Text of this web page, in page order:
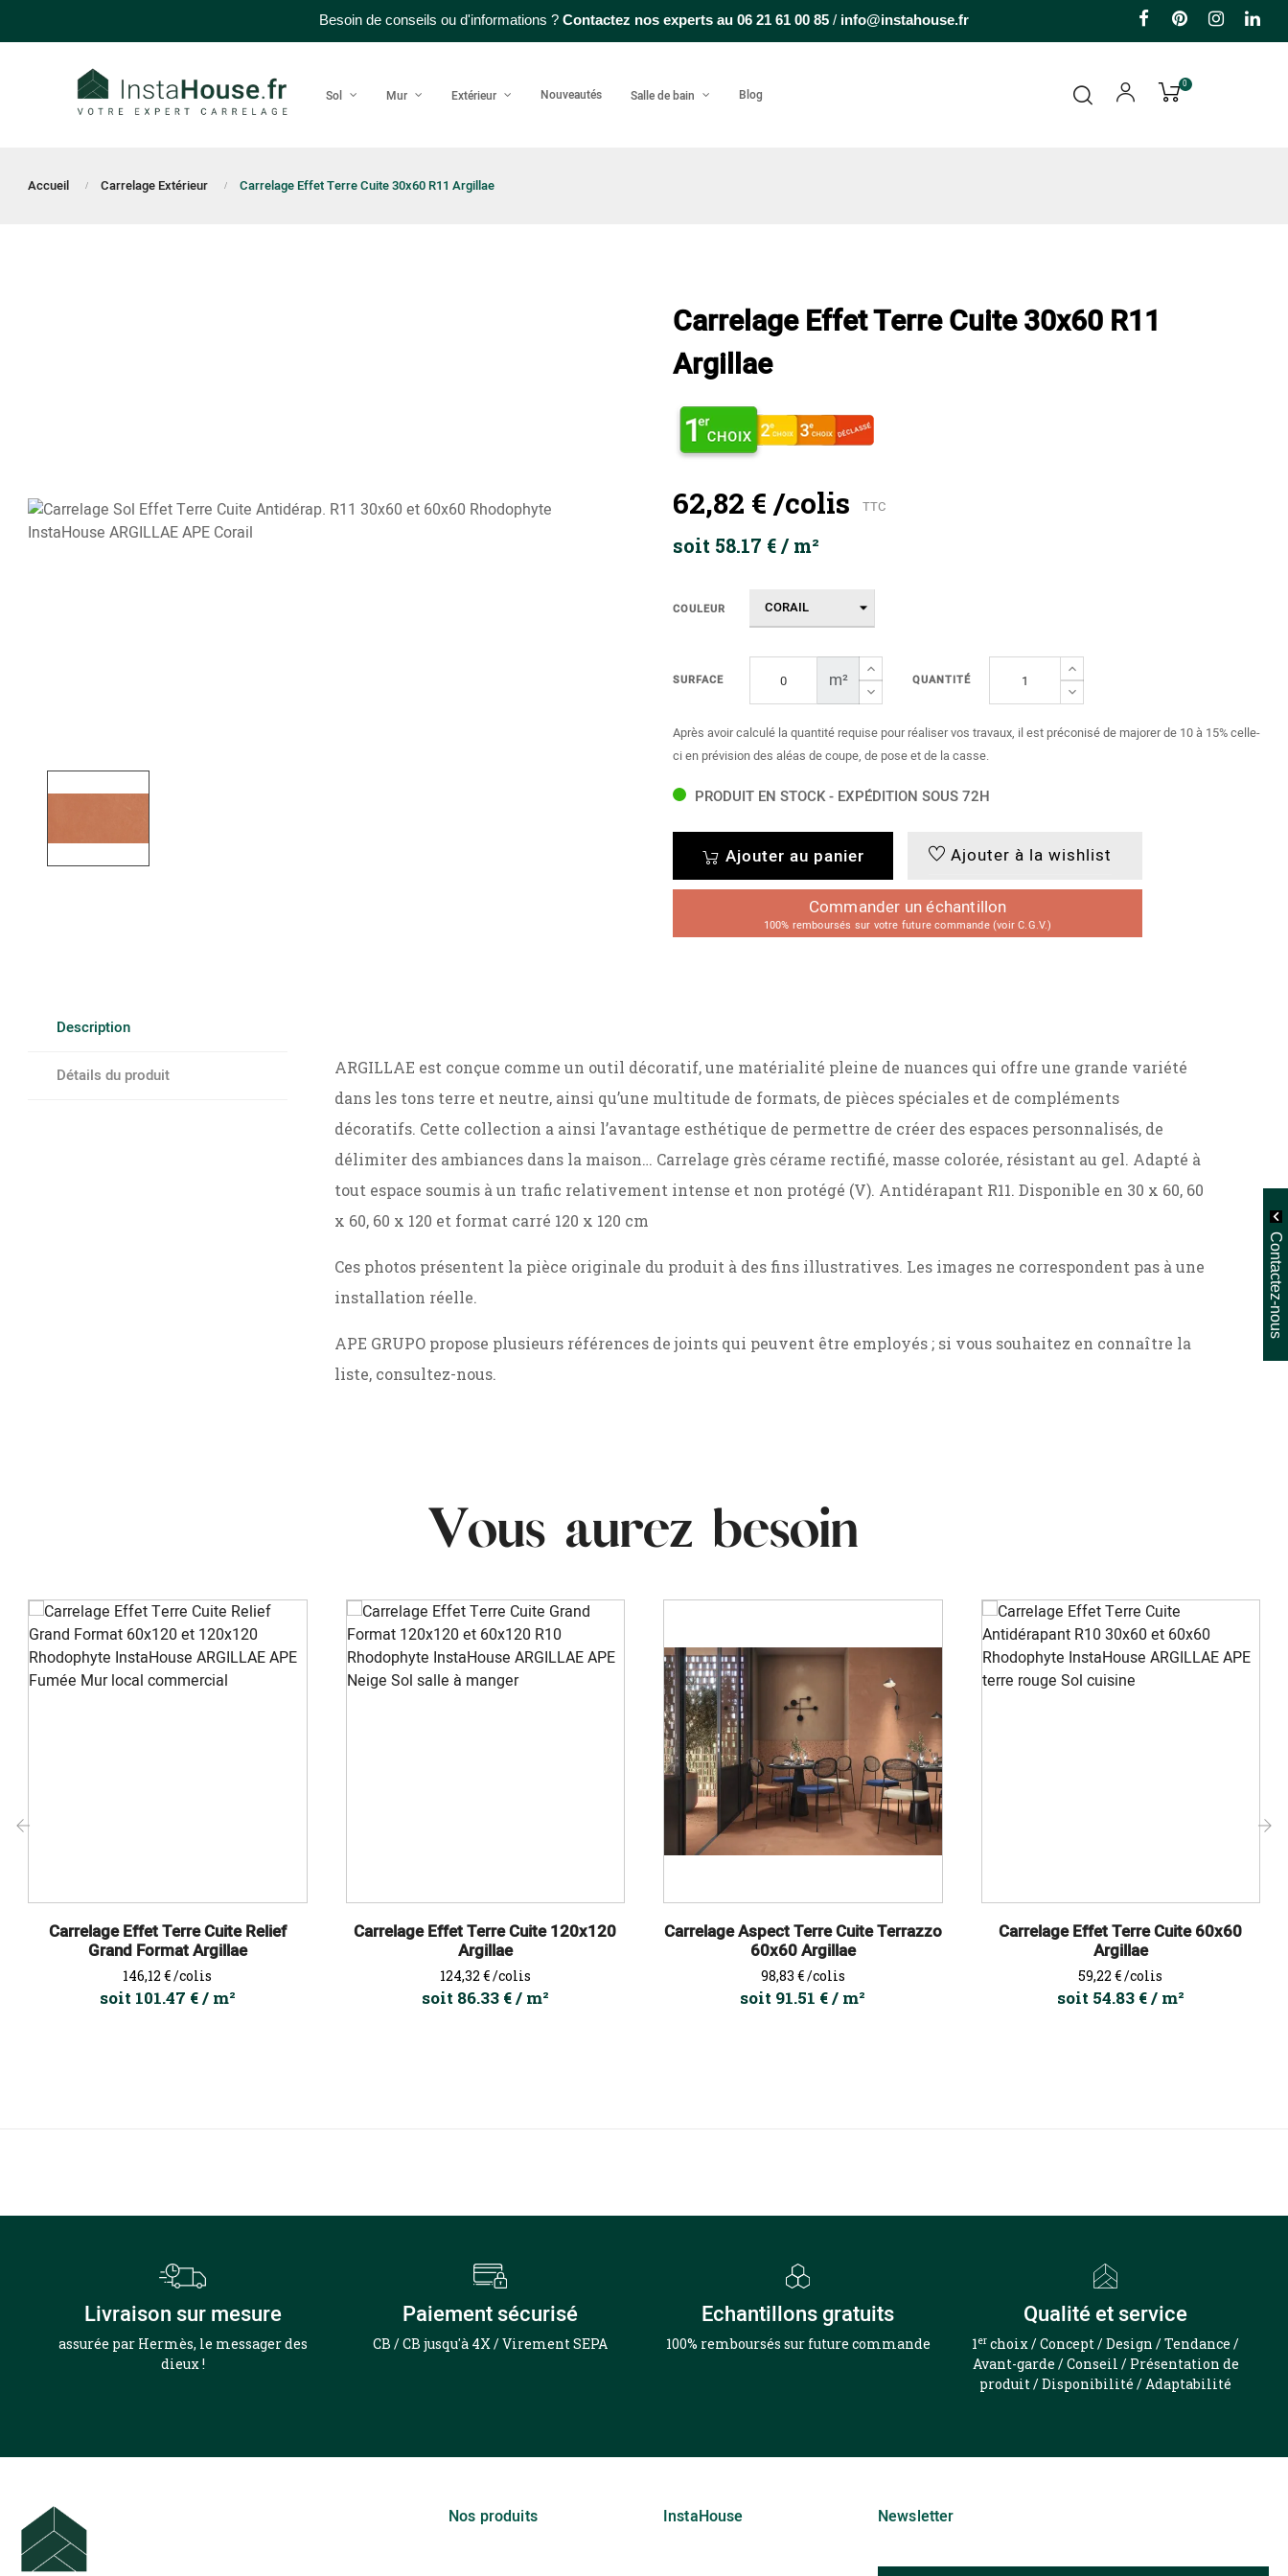
Besoin de conseils ou d'informations ? Contactez nos experts au 06 21 61 00 85 / info@instahouse.fr FacebookPinterest
Sol Mur Extérieur Nouveautés Salle de bain Blog
0
Accueil Carrelage Extérieur Carrelage Effet Terre Cuite 30x60 R11 Argillae
Carrelage Effet Terre Cuite 30x60 R11
Argillae
62,82 € /colis TTC
soit 58.17 € / m²
COULEUR
SURFACE m² QUANTITÉ
Après avoir calculé la quantité requise pour réaliser vos travaux, il est préconisé de majorer de 10 à 15% celle-
ci en prévision des aléas de coupe, de pose et de la casse.
PRODUIT EN STOCK - EXPÉDITION SOUS 72H
Ajouter au panier Ajouter à la wishlist
Commander un échantillon
100% remboursés sur votre future commande (voir C.G.V.)
Description
Détails du produit
ARGILLAE est conçue comme un outil décoratif, une matérialité pleine de nuances qui offre une grande variété
dans les tons terre et neutre, ainsi qu’une multitude de formats, de pièces spéciales et de compléments
décoratifs. Cette collection a ainsi l’avantage esthétique de permettre de créer des espaces personnalisés, de
délimiter des ambiances dans la maison… Carrelage grès cérame rectifié, masse colorée, résistant au gel. Adapté à
tout espace soumis à un trafic relativement intense et non protégé (V). Antidérapant R11. Disponible en 30 x 60, 60
x 60, 60 x 120 et format carré 120 x 120 cm
Ces photos présentent la pièce originale du produit à des fins illustratives. Les images ne correspondent pas à une
installation réelle.
APE GRUPO propose plusieurs références de joints qui peuvent être employés ; si vous souhaitez en connaître la
liste, consultez-nous.
Vous aurez besoin
Carrelage Effet Terre Cuite Relief
Grand Format Argillae
Prix
146,12 €/colis
soit 101.47 € / m²
Carrelage Effet Terre Cuite 120x120
Argillae
Prix
124,32 €/colis
soit 86.33 € / m²
Carrelage Aspect Terre Cuite Terrazzo
60x60 Argillae
Prix
98,83 €/colis
soit 91.51 € / m²
Carrelage Effet Terre Cuite 60x60
Argillae
Prix
59,22 €/colis
soit 54.83 € / m²
Livraison sur mesure
assurée par Hermès, le messager des
dieux !
Paiement sécurisé
CB / CB jusqu'à 4X / Virement SEPA
Echantillons gratuits
100% remboursés sur future commande
Qualité et service
1er choix / Concept / Design / Tendance /
Avant-garde / Conseil / Présentation de
produit / Disponibilité / Adaptabilité
Nos produits InstaHouse Newsletter
Contactez-nous